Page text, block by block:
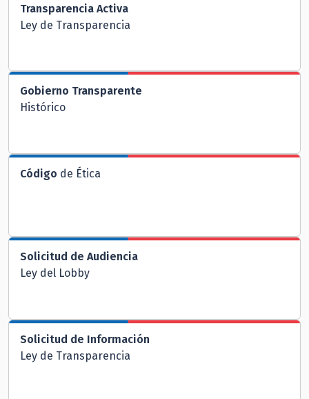
Transparencia Activa
Ley de Transparencia
Gobierno Transparente
Histórico
Código de Ética
Solicitud de Audiencia
Ley del Lobby
Solicitud de Información
Ley de Transparencia